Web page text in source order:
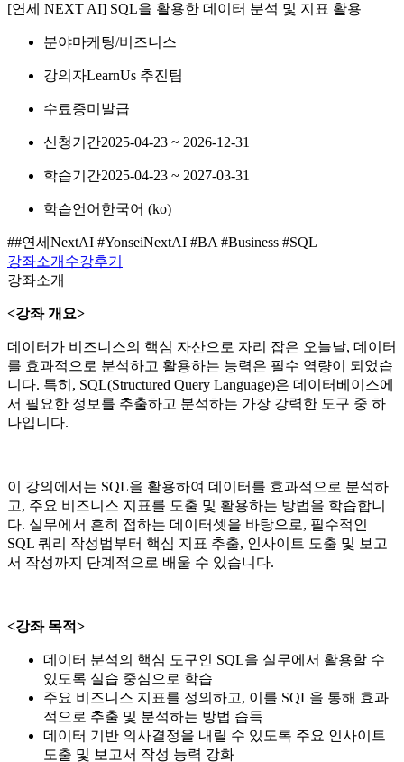
[연세 NEXT AI] SQL을 활용한 데이터 분석 및 지표 활용
분야마케팅/비즈니스
강의자LearnUs 추진팀
수료증미발급
신청기간2025-04-23 ~ 2026-12-31
학습기간2025-04-23 ~ 2027-03-31
학습언어 한국어 ‎(ko)‎
##연세NextAI #YonseiNextAI #BA #Business #SQL
강좌소개 수강후기
강좌소개
<강좌 개요>
데이터가 비즈니스의 핵심 자산으로 자리 잡은 오늘날, 데이터
를 효과적으로 분석하고 활용하는 능력은 필수 역량이 되었습
니다. 특히, SQL(Structured Query Language)은 데이터베이스에
서 필요한 정보를 추출하고 분석하는 가장 강력한 도구 중 하
나입니다.
이 강의에서는 SQL을 활용하여 데이터를 효과적으로 분석하
고, 주요 비즈니스 지표를 도출 및 활용하는 방법을 학습합니
다. 실무에서 흔히 접하는 데이터셋을 바탕으로, 필수적인
SQL 쿼리 작성법부터 핵심 지표 추출, 인사이트 도출 및 보고
서 작성까지 단계적으로 배울 수 있습니다.
<강좌 목적>
데이터 분석의 핵심 도구인 SQL을 실무에서 활용할 수
있도록 실습 중심으로 학습
주요 비즈니스 지표를 정의하고, 이를 SQL을 통해 효과
적으로 추출 및 분석하는 방법 습득
데이터 기반 의사결정을 내릴 수 있도록 주요 인사이트
도출 및 보고서 작성 능력 강화